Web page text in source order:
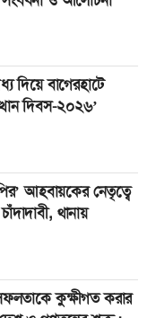
দিয়ে বাগেরহাটে
দিবস-২০২৬’
আহবায়কের নেতৃত্বে
থানায়
কুক্ষীগত করার